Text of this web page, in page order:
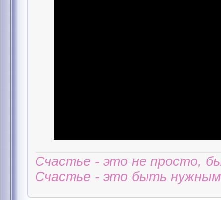
Счастье - это не просто,
Счастье - это быть